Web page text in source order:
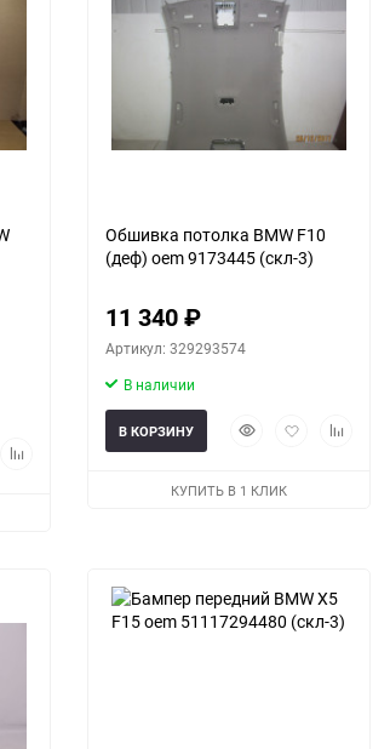
Добавить
Обшивка потолка BMW F10
(деф) oem 9173445 (скл-3)
11 340₽
Артикул: 329293574
В наличии
БыстрыйДобавитьДобавить
В КОРЗИНУ
КУПИТЬ В 1 КЛИК